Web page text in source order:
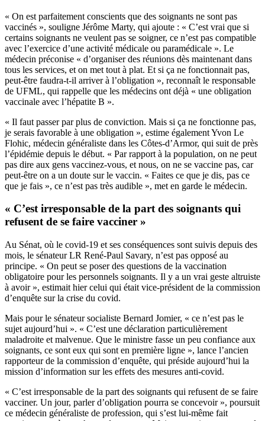
« On est parfaitement conscients que des soignants ne sont pas
vaccinés », souligne Jérôme Marty, qui ajoute : « C’est vrai que si
certains soignants ne veulent pas se soigner, ce n’est pas compatible
avec l’exercice d’une activité médicale ou paramédicale ». Le
médecin préconise « d’organiser des réunions dès maintenant dans
tous les services, et on met tout à plat. Et si ça ne fonctionnait pas,
peut-être faudra-t-il arriver à l’obligation », reconnaît le responsable
de UFML, qui rappelle que les médecins ont déjà « une obligation
vaccinale avec l’hépatite B ».
« Il faut passer par plus de conviction. Mais si ça ne fonctionne pas,
je serais favorable à une obligation », estime également Yvon Le
Flohic, médecin généraliste dans les Côtes-d’Armor, qui suit de près
l’épidémie depuis le début. « Par rapport à la population, on ne peut
pas dire aux gens vaccinez-vous, et nous, on ne se vaccine pas, car
peut-être on a un doute sur le vaccin. « Faites ce que je dis, pas ce
que je fais », ce n’est pas très audible », met en garde le médecin.
« C’est irresponsable de la part des soignants qui
refusent de se faire vacciner »
Au Sénat, où le covid-19 et ses conséquences sont suivis depuis des
mois, le sénateur LR René-Paul Savary, n’est pas opposé au
principe. « On peut se poser des questions de la vaccination
obligatoire pour les personnels soignants. Il y a un vrai geste altruiste
à avoir », estimait hier celui qui était vice-président de la commission
d’enquête sur la crise du covid.
Mais pour le sénateur socialiste Bernard Jomier, « ce n’est pas le
sujet aujourd’hui ». « C’est une déclaration particulièrement
maladroite et malvenue. Que le ministre fasse un peu confiance aux
soignants, ce sont eux qui sont en première ligne », lance l’ancien
rapporteur de la commission d’enquête, qui préside aujourd’hui la
mission d’information sur les effets des mesures anti-covid.
« C’est irresponsable de la part des soignants qui refusent de se faire
vacciner. Un jour, parler d’obligation pourra se concevoir », poursuit
ce médecin généraliste de profession, qui s’est lui-même fait